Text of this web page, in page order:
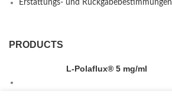
Erstattungs- und Rückgabebestimmungen
PRODUCTS
L-Polaflux® 5 mg/ml